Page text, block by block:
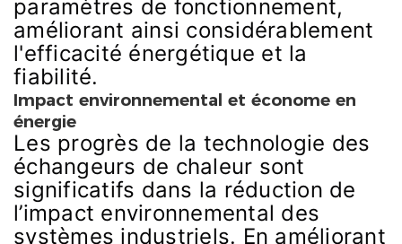
paramètres de fonctionnement,
améliorant ainsi considérablement
l'efficacité énergétique et la
fiabilité.
Impact environnemental et économe en
énergie
Les progrès de la technologie des
échangeurs de chaleur sont
significatifs dans la réduction de
l’impact environnemental des
systèmes industriels. En améliorant